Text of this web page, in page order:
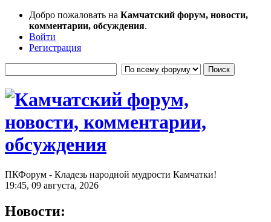
Добро пожаловать на Камчатский форум, новости,
комментарии, обсуждения.
Войти
Регистрация
ПКФорум - Кладезь народной мудрости Камчатки!
19:45, 09 августа, 2026
Новости: